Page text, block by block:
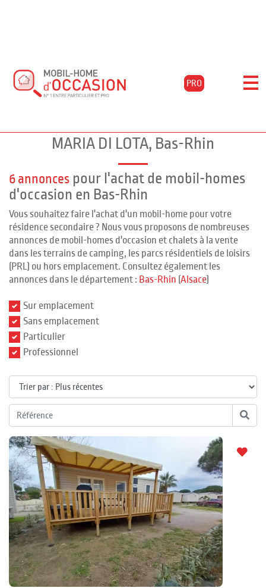
PRO
Filtrer les résultats
MARIA DI LOTA, Bas-Rhin
6 annonces pour l'achat de mobil-homes
d'occasion en Bas-Rhin
Vous souhaitez faire l'achat d'un mobil-home pour votre
résidence secondaire ? Nous vous proposons de nombreuses
annonces de mobil-homes d'occasion et chalets à la vente
dans les terrains de camping, les parcs résidentiels de loisirs
(PRL) ou hors emplacement. Consultez également les
annonces dans le département : Bas-Rhin (Alsace)
Sur emplacement
Sans emplacement
Particulier
Professionnel